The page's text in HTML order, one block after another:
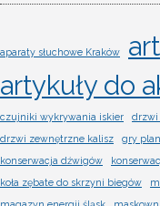
aparaty słuchowe Kraków
artykuły do
czujniki wykrywania iskier drzwi
drzwi zewnętrzne kalisz
gry
konserwacja dźwigów
koła zębate do skrzyni biegów